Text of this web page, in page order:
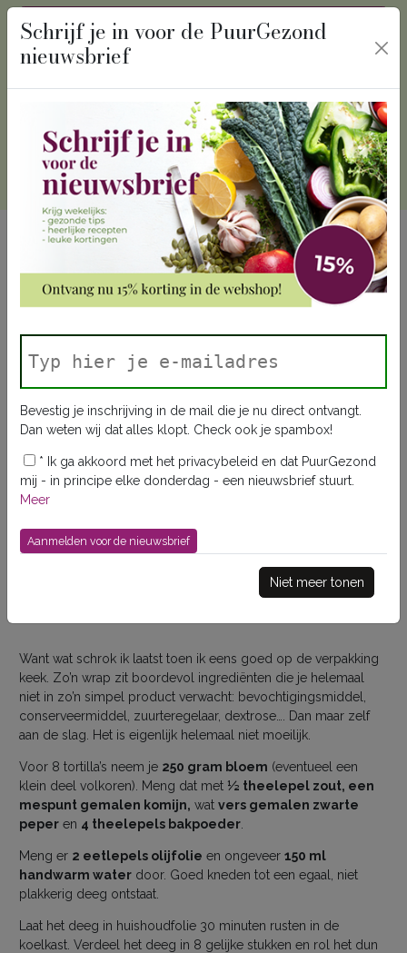
recept algemeen
Hoe maak je tortillawraps?
een snelle maaltijd of lunch mee. Maar zo'n kant-en-
Want wat schrok ik laatst toen ik eens goed op de verpakking
keek. Zo’n wrap zit boordevol ingrediënten die je helemaal
niet in zo’n simpel product verwacht: bevochtigingsmiddel,
conserveermiddel, zuurteregelaar, dextrose…. Dan maar zelf
aan de slag. Het is eigenlijk helemaal niet moeilijk.
Voor 8 tortilla’s neem je 250 gram bloem (eventueel een
klein deel volkoren). Meng dat met ½ theelepel zout, een
mespunt gemalen komijn, wat vers gemalen zwarte
peper en 4 theelepels bakpoeder
Meng er 2 eetlepels olijfolie en ongeveer 150 ml
handwarm water door. Goed kneden tot een egaal, niet
plakkerig deeg ontstaat.
Laat het deeg in huishoudfolie 30 minuten rusten in de
koelkast. Verdeel het deeg in 8 gelijke stukken en rol het dun
Schrijf je in voor de PuurGezond
nieuwsbrief
Bevestig je inschrijving in de mail die je nu direct ontvangt.
Dan weten wij dat alles klopt. Check ook je spambox!
* Ik ga akkoord met het privacybeleid en dat PuurGezond
mij - in principe elke donderdag - een nieuwsbrief stuurt.
Meer
Niet meer tonen